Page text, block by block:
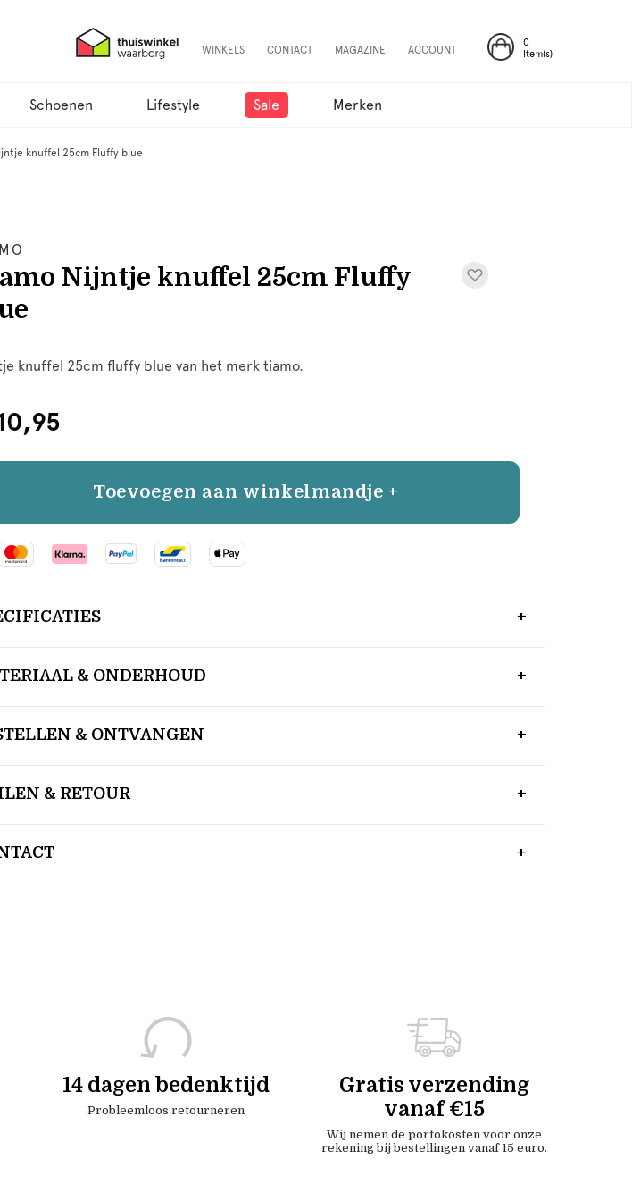
0
Item(s)
WINKELS CONTACT MAGAZINE ACCOUNT
Schoenen Lifestyle Sale Merken
knuffel 25cm Fluffy blue
Nijntje knuffel 25cm Fluffy
knuffel 25cm fluffy blue van het merk tiamo.
Toevoegen aan winkelmandje +
& ONDERHOUD
& ONTVANGEN
& RETOUR
14 dagen bedenktijd
Probleemloos retourneren
Gratis verzending
vanaf €15
Wij nemen de portokosten voor onze
rekening bij bestellingen vanaf 15 euro.